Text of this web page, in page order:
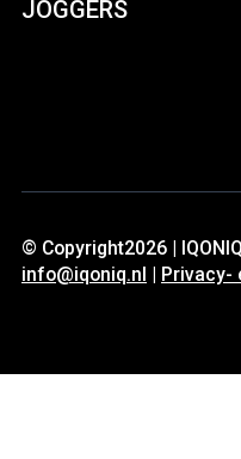
JOGGERS
© Copyright2026 |
info@iqoniq.nl | Privacy-